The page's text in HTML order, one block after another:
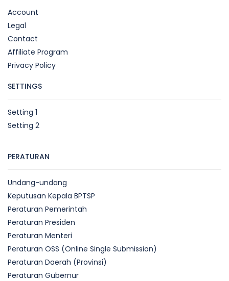
Account
Legal
Contact
Affiliate Program
Privacy Policy
SETTINGS
Setting 1
Setting 2
PERATURAN
Undang-undang
Keputusan Kepala BPTSP
Peraturan Pemerintah
Peraturan Presiden
Peraturan Menteri
Peraturan OSS (Online Single Submission)
Peraturan Daerah (Provinsi)
Peraturan Gubernur